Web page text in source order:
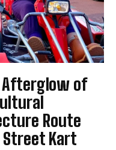
Afterglow of
Route
Street Kart